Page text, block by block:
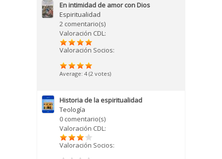
En intimidad de amor con Dios
Espiritualidad
2 comentario(s)
Valoración CDL:
Valoración Socios:
Average: 4 (2 votes)
Historia de la espiritualidad
Teología
0 comentario(s)
Valoración CDL:
Valoración Socios: